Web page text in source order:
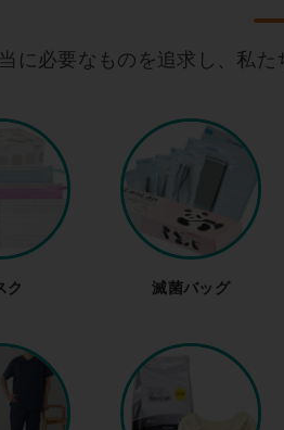
に必要なものを追求し、私
ク 滅菌バッグ